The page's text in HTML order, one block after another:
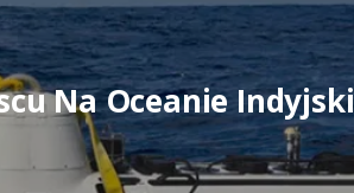
Na Oceanie